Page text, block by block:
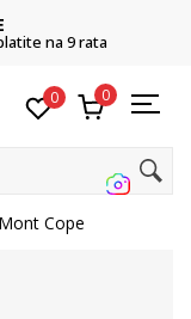
na 9 rata
0 0
Mont Cope